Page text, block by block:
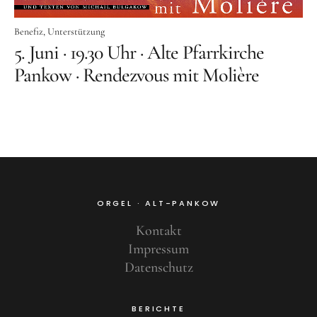
Benefiz
Benefiz Unterstützung
5. Juni · 19.30 Uhr · Alte Pfarrkirche
Pankow · Rendezvous mit Molière
ORGEL · ALT-PANKOW
Kontakt
Impressum
Datenschutz
BERICHTE